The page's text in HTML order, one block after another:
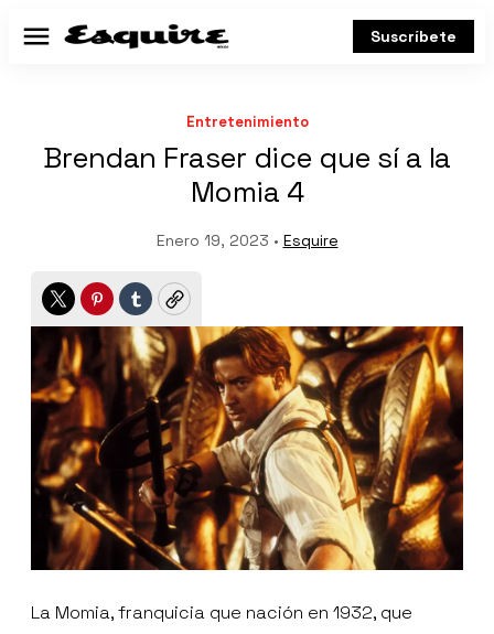
Menú Suscríbete
Entretenimiento
Brendan Fraser dice que sí a la
Momia 4
Enero 19, 2023 • Esquire
TwitterPinterest
TumblrCopy
La Momia, franquicia que nación en 1932, que